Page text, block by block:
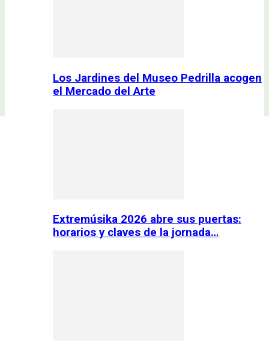
Los Jardines del Museo Pedrilla acogen
el Mercado del Arte
Extremúsika 2026 abre sus puertas:
horarios y claves de la jornada…